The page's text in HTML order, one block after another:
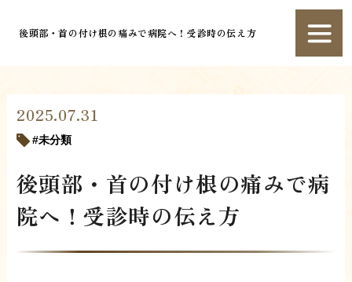
後頭部・首の付け根の痛みで病院へ！受診時の伝え方
2025.07.31
未分類
後頭部・首の付け根の痛みで病
院へ！受診時の伝え方